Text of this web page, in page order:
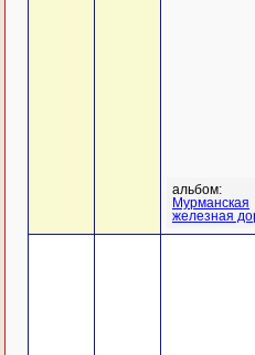
альбом:
Мурманская
железная